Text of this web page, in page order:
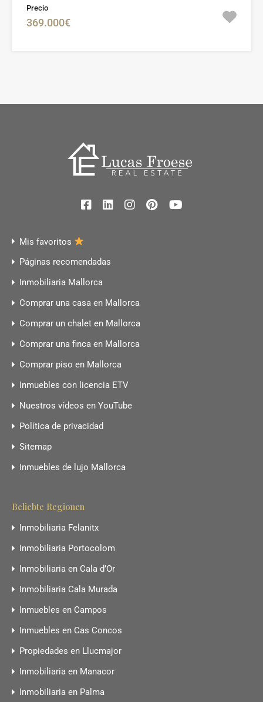
Precio
369.000€
Mis favoritos
Páginas recomendadas
Inmobiliaria Mallorca
Comprar una casa en Mallorca
Comprar un chalet en Mallorca
Comprar una finca en Mallorca
Comprar piso en Mallorca
Inmuebles con licencia ETV
Nuestros vídeos en YouTube
Política de privacidad
Sitemap
Inmuebles de lujo Mallorca
Beliebte Regionen
Inmobiliaria Felanitx
Inmobiliaria Portocolom
Inmobiliaria en Cala d’Or
Inmobiliaria Cala Murada
Inmuebles en Campos
Inmuebles en Cas Concos
Propiedades en Llucmajor
Inmobiliaria en Manacor
Inmobiliaria en Palma